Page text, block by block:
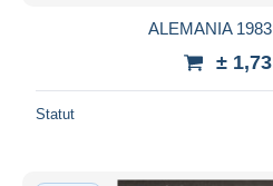
ALEMANIA
±
Statut